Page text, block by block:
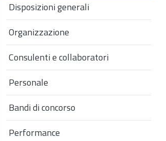
Disposizioni generali
Organizzazione
Consulenti e collaboratori
Personale
Bandi di concorso
Performance